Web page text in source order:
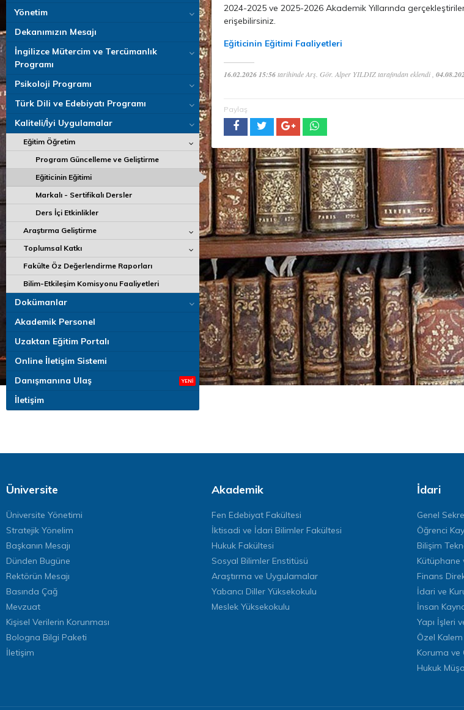
Yönetim
Dekanımızın Mesajı
İngilizce Mütercim ve Tercümanlık
Programı
Psikoloji Programı
Türk Dili ve Edebiyatı Programı
Kaliteli/İyi Uygulamalar
Eğitim Öğretim
Program Güncelleme ve Geliştirme
Eğiticinin Eğitimi
Markalı - Sertifikalı Dersler
Ders İçi Etkinlikler
Araştırma Geliştirme
Toplumsal Katkı
Fakülte Öz Değerlendirme Raporları
Bilim-Etkileşim Komisyonu Faaliyetleri
Dokümanlar
Akademik Personel
Uzaktan Eğitim Portalı
Online İletişim Sistemi
Danışmanına Ulaş
İletişim
2024-2025 ve 2025-2026 Akademik Yıllarında
erişebilirsiniz.
Eğiticinin Eğitimi Faaliyetleri
16.02.2026 15:56tarihinde Arş. Gör. Alper YILDIZ tarafından eklendi ,
Paylaş
Üniversite
Üniversite Yönetimi
Stratejik Yönelim
Başkanın Mesajı
Dünden Bugüne
Rektörün Mesajı
Basında Çağ
Mevzuat
Kişisel Verilerin Korunması
Bologna Bilgi Paketi
İletişim
Akademik
Fen Edebiyat Fakültesi
İktisadi ve İdari Bilimler Fakültesi
Hukuk Fakültesi
Sosyal Bilimler Enstitüsü
Araştırma ve Uygulamalar
Yabancı Diller Yüksekokulu
Meslek Yüksekokulu
İdari
Genel
Öğrenci
Bilişim
Kütüphane
Finans
İdari ve
İnsan
Yapı İşleri
Özel
Koruma ve
Hukuk